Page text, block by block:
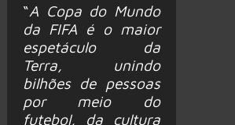
“A Copa do Mundo
da FIFA é o maior
espetáculo da
Terra, unindo
bilhões de pessoas
por meio do
futebol, da cultura